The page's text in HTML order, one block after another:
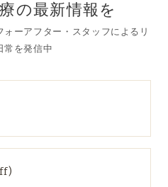
の最新情報を
ーアフター・スタッフによるリ
常を発信中